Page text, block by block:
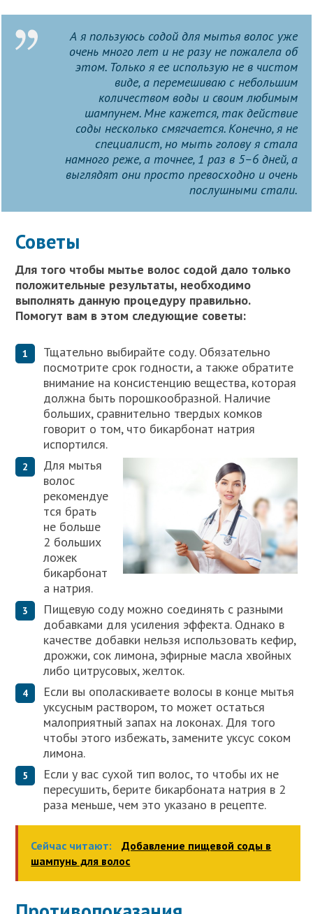
А я пользуюсь содой для мытья волос уже
очень много лет и не разу не пожалела об
этом. Только я ее использую не в чистом
виде, а перемешиваю с небольшим
количеством воды и своим любимым
шампунем. Мне кажется, так действие
соды несколько смягчается. Конечно, я не
специалист, но мыть голову я стала
намного реже, а точнее, 1 раз в 5–6 дней, а
выглядят они просто превосходно и очень
послушными стали.
Советы
Для того чтобы мытье волос содой дало только
положительные результаты, необходимо
выполнять данную процедуру правильно.
Помогут вам в этом следующие советы:
Тщательно выбирайте соду. Обязательно
посмотрите срок годности, а также обратите
внимание на консистенцию вещества, которая
должна быть порошкообразной. Наличие
больших, сравнительно твердых комков
говорит о том, что бикарбонат натрия
испортился.
Для мытья
волос
рекомендуе
тся брать
не больше
2 больших
ложек
бикарбонат
а натрия.
Пищевую соду можно соединять с разными
добавками для усиления эффекта. Однако в
качестве добавки нельзя использовать кефир,
дрожжи, сок лимона, эфирные масла хвойных
либо цитрусовых, желток.
Если вы ополаскиваете волосы в конце мытья
уксусным раствором, то может остаться
малоприятный запах на локонах. Для того
чтобы этого избежать, замените уксус соком
лимона.
Если у вас сухой тип волос, то чтобы их не
пересушить, берите бикарбоната натрия в 2
раза меньше, чем это указано в рецепте.
Сейчас читают:
Добавление пищевой соды в
шампунь для волос